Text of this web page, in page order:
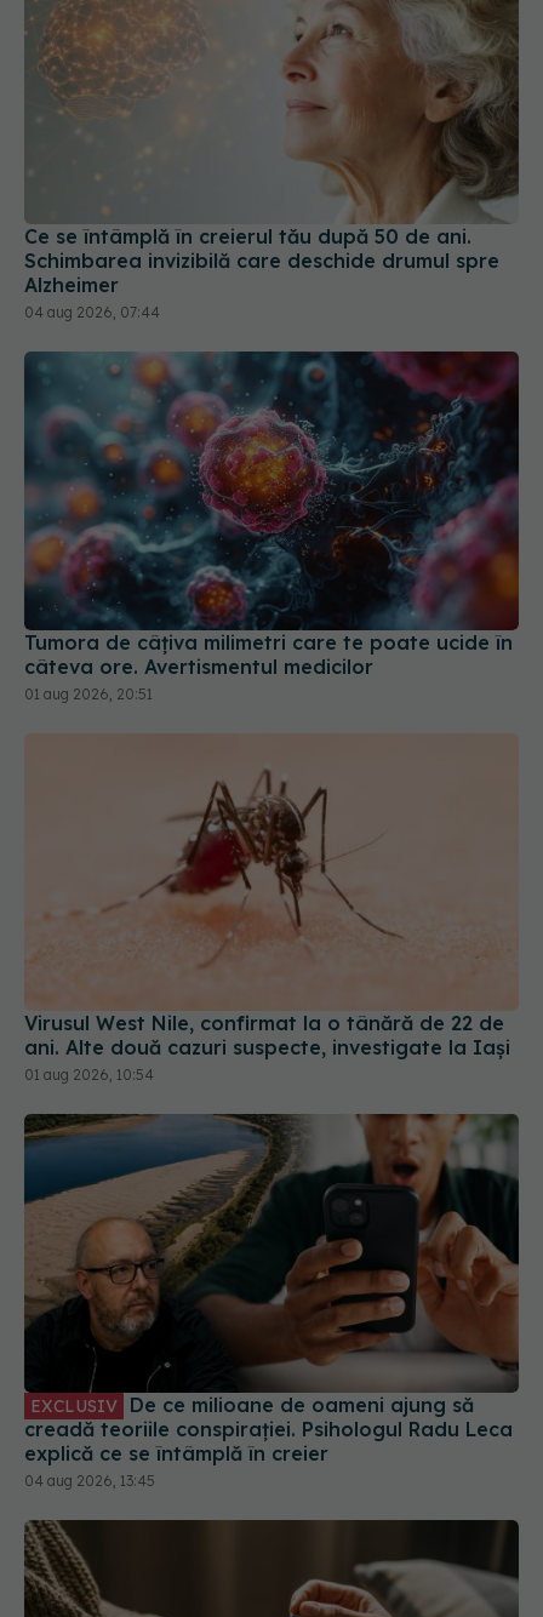
Ce se întâmplă în creierul tău după 50 de ani.
Schimbarea invizibilă care deschide drumul spre
Alzheimer
04 aug 2026, 07:44
Tumora de câțiva milimetri care te poate ucide în
câteva ore. Avertismentul medicilor
01 aug 2026, 20:51
Virusul West Nile, confirmat la o tânără de 22 de
01 aug 2026, 10:54
EXCLUSIV
De ce milioane de oameni ajung să
creadă teoriile conspirației. Psihologul Radu Leca
explică ce se întâmplă în creier
04 aug 2026, 13:45